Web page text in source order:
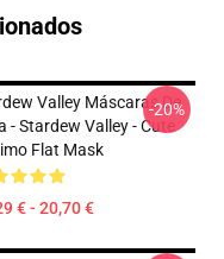
Valley Máscaras De
- Stardew Valley - Cute
Flat Mask
€ - 20,70 €
-20%